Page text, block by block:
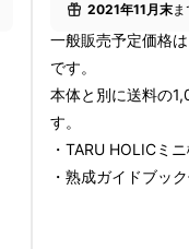
2021年11月末
一般販売予定価格
です。
本体と別に送料の
す。
・TARU HOLICミ
・熟成ガイドブッ